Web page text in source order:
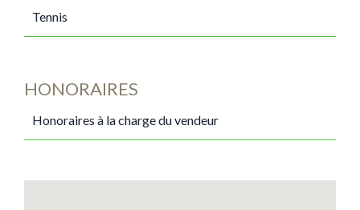
Tennis
HONORAIRES
Honoraires à la charge du vendeur